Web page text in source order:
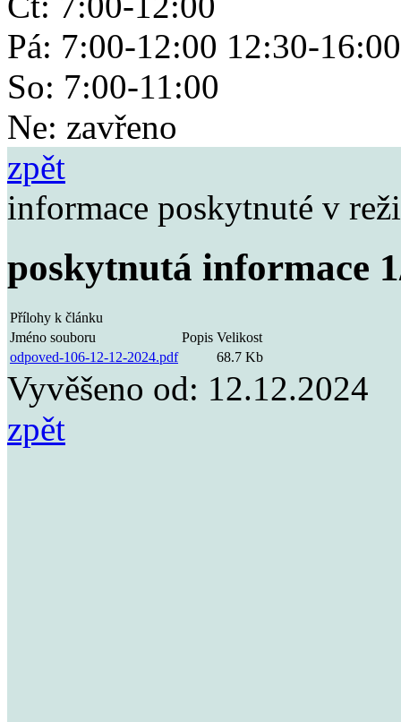
Pá: 7:00-12:00 12:30-16:00
So: 7:00-11:00
Ne: zavřeno
zpět
informace poskytnuté v
poskytnutá informace
Přílohy k článku
Jméno souboru
Popis Velikost
odpoved-106-12-12-2024.pdf
68.7 Kb
Vyvěšeno od: 12.12.2024
zpět